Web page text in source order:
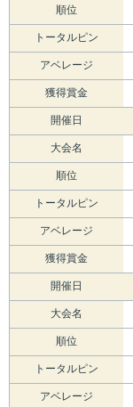
順位
トータルピン
アベレージ
獲得賞金
開催日
大会名
順位
トータルピン
アベレージ
獲得賞金
開催日
大会名
順位
トータルピン
アベレージ